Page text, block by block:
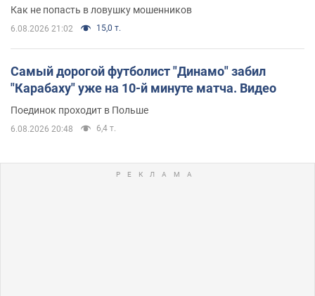
Как не попасть в ловушку мошенников
6.08.2026 21:02 15,0 т.
Самый дорогой футболист "Динамо" забил
"Карабаху" уже на 10-й минуте матча. Видео
Поединок проходит в Польше
6.08.2026 20:48 6,4 т.